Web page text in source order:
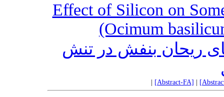
Effect of Silicon on
(Ocimum
ریحان بنفش در تنش
[Abstract-FA]